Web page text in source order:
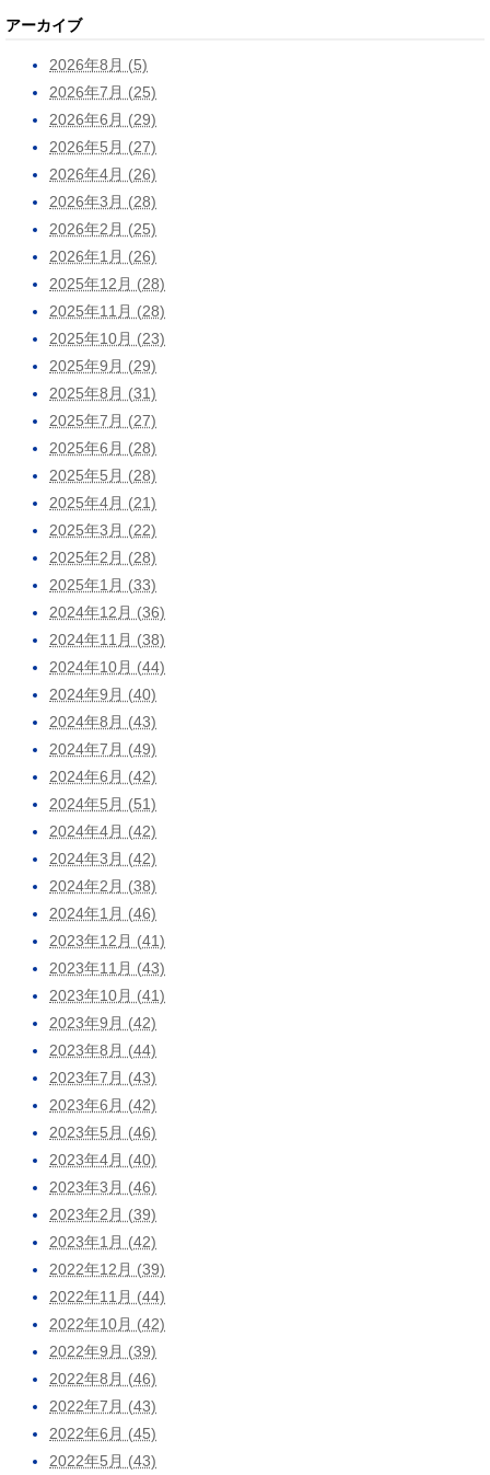
アーカイブ
2026年8月 (5)
2026年7月 (25)
2026年6月 (29)
2026年5月 (27)
2026年4月 (26)
2026年3月 (28)
2026年2月 (25)
2026年1月 (26)
2025年12月 (28)
2025年11月 (28)
2025年10月 (23)
2025年9月 (29)
2025年8月 (31)
2025年7月 (27)
2025年6月 (28)
2025年5月 (28)
2025年4月 (21)
2025年3月 (22)
2025年2月 (28)
2025年1月 (33)
2024年12月 (36)
2024年11月 (38)
2024年10月 (44)
2024年9月 (40)
2024年8月 (43)
2024年7月 (49)
2024年6月 (42)
2024年5月 (51)
2024年4月 (42)
2024年3月 (42)
2024年2月 (38)
2024年1月 (46)
2023年12月 (41)
2023年11月 (43)
2023年10月 (41)
2023年9月 (42)
2023年8月 (44)
2023年7月 (43)
2023年6月 (42)
2023年5月 (46)
2023年4月 (40)
2023年3月 (46)
2023年2月 (39)
2023年1月 (42)
2022年12月 (39)
2022年11月 (44)
2022年10月 (42)
2022年9月 (39)
2022年8月 (46)
2022年7月 (43)
2022年6月 (45)
2022年5月 (43)